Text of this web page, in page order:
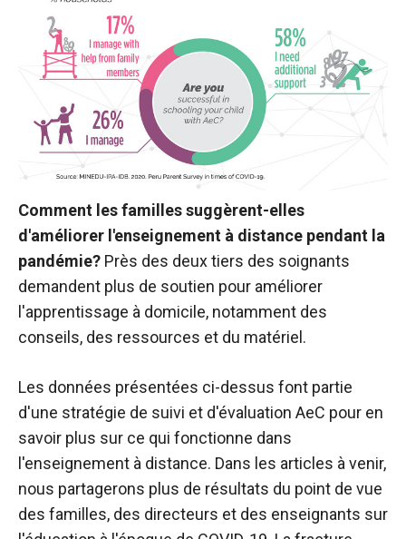
Comment les familles suggèrent-elles
d'améliorer l'enseignement à distance pendant la
pandémie? Près des deux tiers des soignants
demandent plus de soutien pour améliorer
l'apprentissage à domicile, notamment des
conseils, des ressources et du matériel.
Les données présentées ci-dessus font partie
d'une stratégie de suivi et d'évaluation AeC pour en
savoir plus sur ce qui fonctionne dans
l'enseignement à distance. Dans les articles à venir,
nous partagerons plus de résultats du point de vue
des familles, des directeurs et des enseignants sur